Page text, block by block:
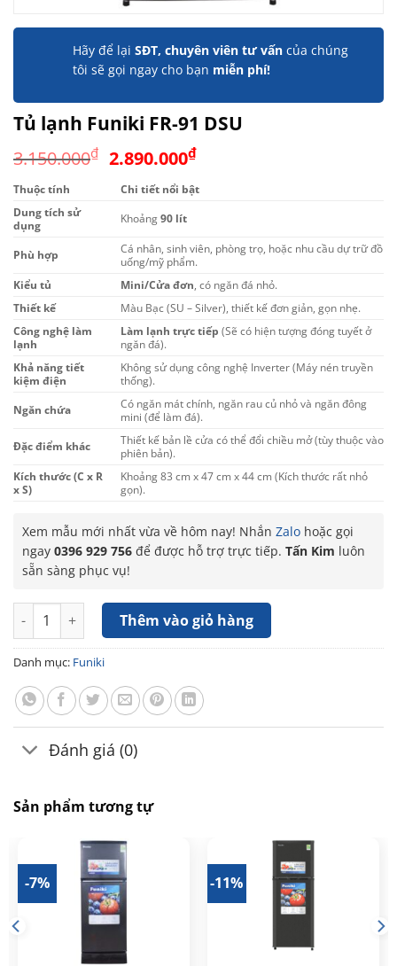
Hãy để lại SĐT, chuyên viên tư vấn của chúng
tôi sẽ gọi ngay cho bạn miễn phí!
Tủ lạnh Funiki FR-91 DSU
3.150.000₫ Giá
là:
3.150.000₫.
2.890.000₫Giá
tại
2.890.000₫.
Thuộc tính
Chi tiết nổi bật
Dung tích sử
dụng
Khoảng90 lít
Phù hợp
Cá nhân, sinh viên, phòng trọ, hoặc nhu cầu dự trữ đồ
uống/mỹ phẩm.
Kiểu tủ
Mini/Cửa đơn, có ngăn đá nhỏ.
Thiết kế
Màu Bạc (SU – Silver), thiết kế đơn giản, gọn nhẹ.
Công nghệ làm
lạnh
Làm lạnh trực tiếp (Sẽ có hiện tượng đóng tuyết ở
ngăn đá).
Khả năng tiết
kiệm điện
Không sử dụng công nghệ Inverter (Máy nén truyền
thống).
Ngăn chứa
Có ngăn mát chính, ngăn rau củ nhỏ và ngăn đông
mini (để làm đá).
Đặc điểm khác
Thiết kế bản lề cửa có thể đổi chiều mở (tùy thuộc vào
phiên bản).
Kích thước (C x R
x S)
Khoảng 83 cm x 47 cm x 44 cm (Kích thước rất nhỏ
gọn).
Xem mẫu mới nhất vừa về hôm nay! Nhắn Zalo hoặc gọi
ngay 0396 929 756 để được hỗ trợ trực tiếp. Tấn Kim luôn
sẵn sàng phục vụ!
Tủ lạnh Funiki FR-91 DSU số lượng
Thêm vào giỏ hàng
Danh mục: Funiki
Đánh giá (0)
Sản phẩm tương tự
-7% -11%